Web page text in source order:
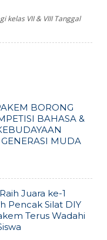
kelas VII & VIII Tanggal
BORONG
BAHASA &
MUDA
Juara ke-1
Pencak Silat DIY
Terus Wadahi